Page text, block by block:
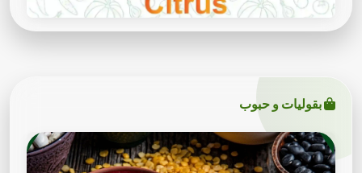
بقوليات و حبوب